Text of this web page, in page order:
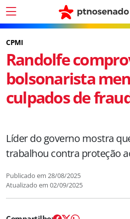
CPMI
Randolfe
bolsonarista
culpados de
Líder do governo mostra
trabalhou contra proteção
Publicado em 28/08/2025
Atualizado em 02/09/2025